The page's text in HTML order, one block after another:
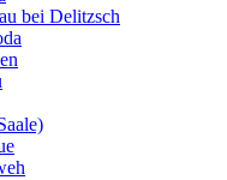
bei Delitzsch